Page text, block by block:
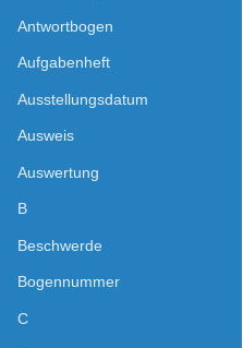
Antwortbogen
Aufgabenheft
Ausstellungsdatum
Ausweis
Auswertung
B
Beschwerde
Bogennummer
C